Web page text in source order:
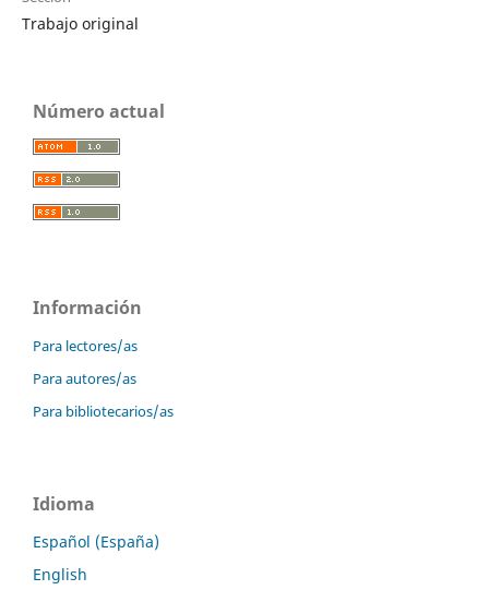
Trabajo original
Número actual
Información
Para lectores/as
Para autores/as
Para bibliotecarios/as
Idioma
Español (España)
English